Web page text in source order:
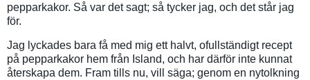
pepparkakor. Så var det sagt; så tycker jag, och det står jag
för.
Jag lyckades bara få med mig ett halvt, ofullständigt recept
på pepparkakor hem från Island, och har därför inte kunnat
återskapa dem. Fram tills nu, vill säga; genom en nytolkning